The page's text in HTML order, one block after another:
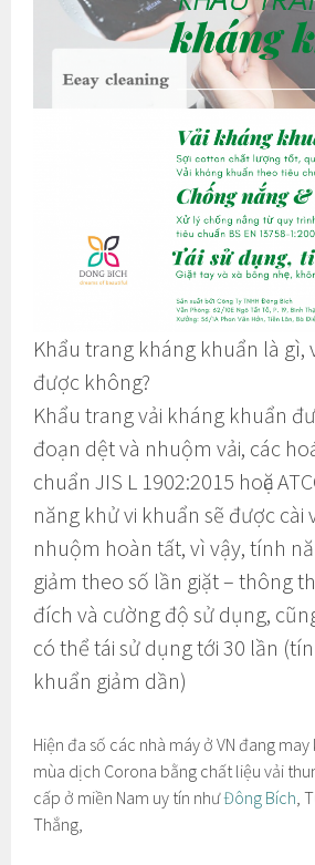
Khẩu trang kháng khuẩn là gì,
được không?
Khẩu trang vải kháng khuẩn
đoạn dệt và nhuộm vải, các
chuẩn JIS L 1902:2015 hoặc
năng khử vi khuẩn sẽ được cài
nhuộm hoàn tất, vì vậy, tính
giảm theo số lần giặt – thông
đích và cường độ sử dụng,
có thể tái sử dụng tới 30 lần
khuẩn giảm dần)
Hiện đa số các nhà máy ở VN đang
mùa dịch Corona bằng chất liệu vải
cấp ở miền Nam uy tín nhưĐông Bích,
Thắng,